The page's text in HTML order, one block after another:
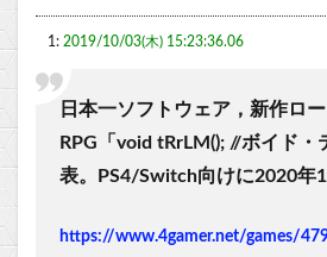
1: 2019/10/03(木) 15:23:36.06
日本一ソフトウェア，新作ロ
RPG「void tRrLM(); //ボイド・
表。PS4/Switch向けに2020年
https://www.4gamer.net/games/